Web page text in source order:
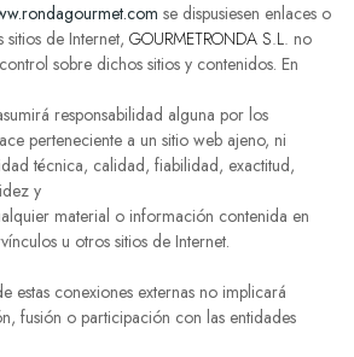
se dispusiesen enlaces o
de Internet, GOURMETRONDA S.L. no
sobre dichos sitios y contenidos. En
responsabilidad alguna por los
perteneciente a un sitio web ajeno, ni
técnica, calidad, fiabilidad, exactitud,
y
material o información contenida en
u otros sitios de Internet.
estas conexiones externas no implicará
fusión o participación con las entidades